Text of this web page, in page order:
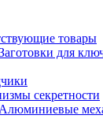
товары
для
секретности
Алюминиевые